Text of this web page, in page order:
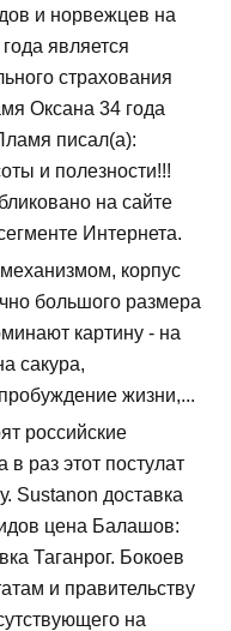
и норвежцев на
является
страхования
Оксана 34 года
писал(а):
и полезности!!!
на сайте
Интернета.
корпус
большого размера
картину - на
сакура,
жизни,...
российские
раз этот постулат
Sustanon доставка
цена Балашов:
Таганрог. Бокоев
и правительству
на